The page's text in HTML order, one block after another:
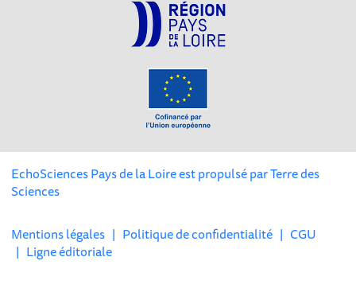
EchoSciences Pays de la Loire est propulsé parTerre des
Sciences
Mentions légales | Politique de confidentialité | CGU
| Ligne éditoriale